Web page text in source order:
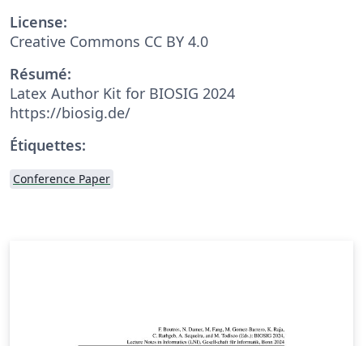
License:
Creative Commons CC BY 4.0
Résumé:
Latex Author Kit for BIOSIG 2024
https://biosig.de/
Étiquettes:
Conference Paper